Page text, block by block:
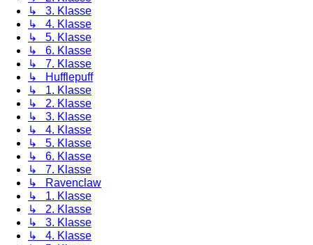
↳ 3. Klasse
↳ 4. Klasse
↳ 5. Klasse
↳ 6. Klasse
↳ 7. Klasse
↳ Hufflepuff
↳ 1. Klasse
↳ 2. Klasse
↳ 3. Klasse
↳ 4. Klasse
↳ 5. Klasse
↳ 6. Klasse
↳ 7. Klasse
↳ Ravenclaw
↳ 1. Klasse
↳ 2. Klasse
↳ 3. Klasse
↳ 4. Klasse